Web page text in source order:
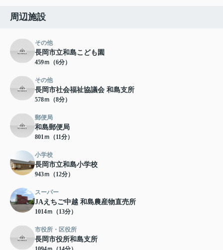
周辺施設
その他
長岡市立和島こども園
459ｍ（6分）
その他
長岡市社会福祉協議会 和島支所
578ｍ（8分）
郵便局
和島郵便局
801ｍ（11分）
小学校
長岡市立和島小学校
943ｍ（12分）
スーパー
JAえちご中越 和島農産物直売所
1014ｍ（13分）
市役所・区役所
長岡市役所和島支所